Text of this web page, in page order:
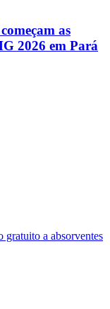
as
2026 em Pará
gratuito a absorventes